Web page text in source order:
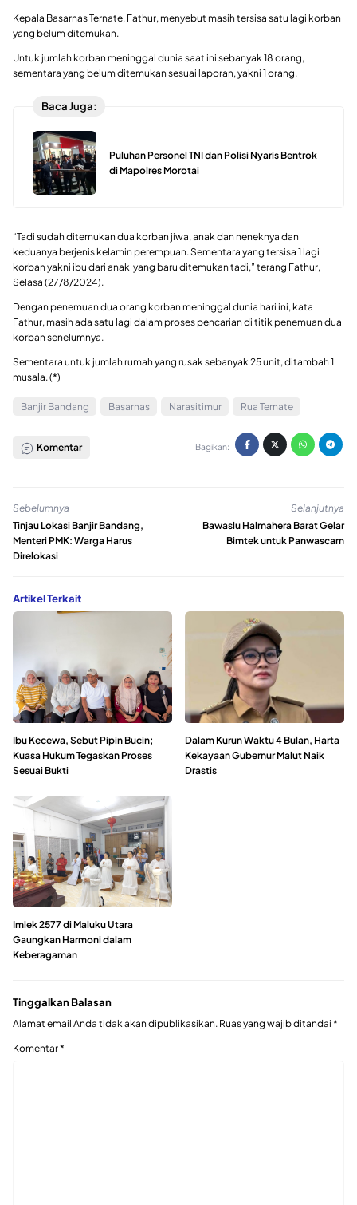
Kepala Basarnas Ternate, Fathur, menyebut masih tersisa satu lagi korban
yang belum ditemukan.
Untuk jumlah korban meninggal dunia saat ini sebanyak 18 orang,
sementara yang belum ditemukan sesuai laporan, yakni 1 orang.
Baca Juga:
Puluhan Personel TNI dan Polisi Nyaris Bentrok
di Mapolres Morotai
“Tadi sudah ditemukan dua korban jiwa, anak dan neneknya dan
keduanya berjenis kelamin perempuan. Sementara yang tersisa 1 lagi
korban yakni ibu dari anak yang baru ditemukan tadi,” terang Fathur,
Selasa (27/8/2024).
Dengan penemuan dua orang korban meninggal dunia hari ini, kata
Fathur, masih ada satu lagi dalam proses pencarian di titik penemuan dua
korban senelumnya.
Sementara untuk jumlah rumah yang rusak sebanyak 25 unit, ditambah 1
musala. (*)
Banjir Bandang Basarnas Narasitimur Rua Ternate
Komentar Bagikan:
Sebelumnya
Tinjau Lokasi Banjir Bandang,
Menteri PMK: Warga Harus
Direlokasi
Selanjutnya
Bawaslu Halmahera Barat Gelar
Bimtek untuk Panwascam
Artikel Terkait
Ibu Kecewa, Sebut Pipin Bucin;
Kuasa Hukum Tegaskan Proses
Sesuai Bukti
Dalam Kurun Waktu 4 Bulan, Harta
Kekayaan Gubernur Malut Naik
Drastis
Imlek 2577 di Maluku Utara
Gaungkan Harmoni dalam
Keberagaman
Tinggalkan Balasan
Alamat email Anda tidak akan dipublikasikan. Ruas yang wajib ditandai *
Komentar*